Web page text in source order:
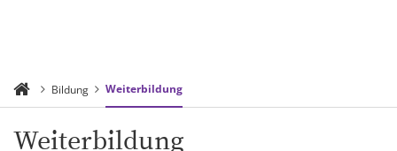
Bildung Weiterbildung
Weiterbildung